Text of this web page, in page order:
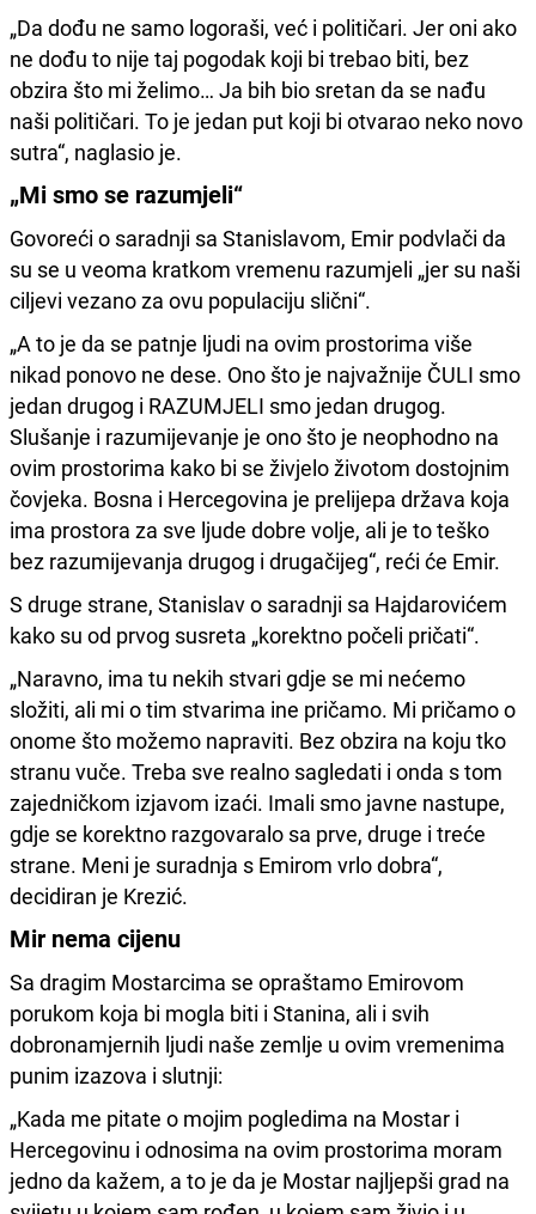
„Da dođu ne samo logoraši, već i političari. Jer oni ako
ne dođu to nije taj pogodak koji bi trebao biti, bez
obzira što mi želimo… Ja bih bio sretan da se nađu
naši političari. To je jedan put koji bi otvarao neko novo
sutra“, naglasio je.
„Mi smo se razumjeli“
Govoreći o saradnji sa Stanislavom, Emir podvlači da
su se u veoma kratkom vremenu razumjeli „jer su naši
ciljevi vezano za ovu populaciju slični“.
„A to je da se patnje ljudi na ovim prostorima više
nikad ponovo ne dese. Ono što je najvažnije ČULI smo
jedan drugog i RAZUMJELI smo jedan drugog.
Slušanje i razumijevanje je ono što je neophodno na
ovim prostorima kako bi se živjelo životom dostojnim
čovjeka. Bosna i Hercegovina je prelijepa država koja
ima prostora za sve ljude dobre volje, ali je to teško
bez razumijevanja drugog i drugačijeg“, reći će Emir.
S druge strane, Stanislav o saradnji sa Hajdarovićem
kako su od prvog susreta „korektno počeli pričati“.
„Naravno, ima tu nekih stvari gdje se mi nećemo
složiti, ali mi o tim stvarima ine pričamo. Mi pričamo o
onome što možemo napraviti. Bez obzira na koju tko
stranu vuče. Treba sve realno sagledati i onda s tom
zajedničkom izjavom izaći. Imali smo javne nastupe,
gdje se korektno razgovaralo sa prve, druge i treće
strane. Meni je suradnja s Emirom vrlo dobra“,
decidiran je Krezić.
Mir nema cijenu
Sa dragim Mostarcima se opraštamo Emirovom
porukom koja bi mogla biti i Stanina, ali i svih
dobronamjernih ljudi naše zemlje u ovim vremenima
punim izazova i slutnji:
„Kada me pitate o mojim pogledima na Mostar i
Hercegovinu i odnosima na ovim prostorima moram
jedno da kažem, a to je da je Mostar najljepši grad na